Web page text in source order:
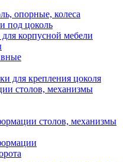
опорные, колеса
под цоколь
корпусной мебели
для крепления цоколя
столов, механизмы
столов, механизмы